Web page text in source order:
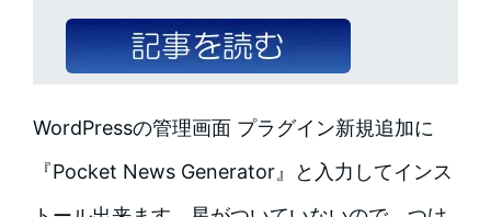
WordPressの管理画面 プラグイン新規追加に
『Pocket News Generator』と入力してインス